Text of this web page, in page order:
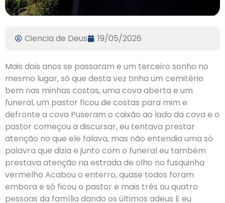
Ciencia de Deus 19/05/2026
Mais dois anos se passaram e um terceiro sonho no
mesmo lugar, só que desta vez tinha um cemitério
bem nas minhas costas, uma cova aberta e um
funeral, um pastor ficou de costas para mim e
defronte a cova Puseram o caixão ao lado da cova e o
pastor começou a discursar, eu tentava prestar
atenção no que ele falava, mas não entendia uma só
palavra que dizia e junto com o funeral eu também
prestava atenção na estrada de olho no fusquinha
vermelho Acabou o enterro, quase todos foram
embora e só ficou o pastor e mais três ou quatro
pessoas da família dando os últimos adeus E eu